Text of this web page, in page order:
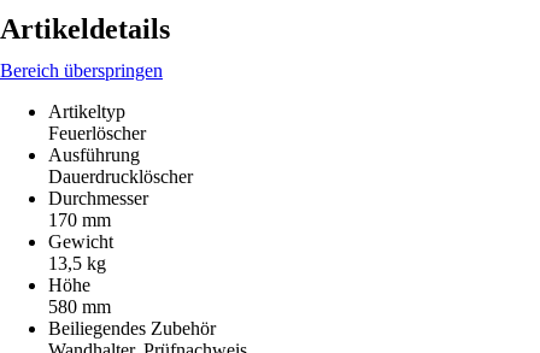
Artikeldetails
Bereich überspringen
Artikeltyp
Feuerlöscher
Ausführung
Dauerdrucklöscher
Durchmesser
170 mm
Gewicht
13,5 kg
Höhe
580 mm
Beiliegendes Zubehör